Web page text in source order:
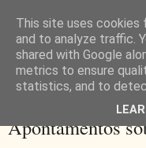
quarta-feira, 6 de novembro de
Apontamentos
This site uses cookies
and to analyze traffic.
shared with Google
metrics to ensure
statistics, and to